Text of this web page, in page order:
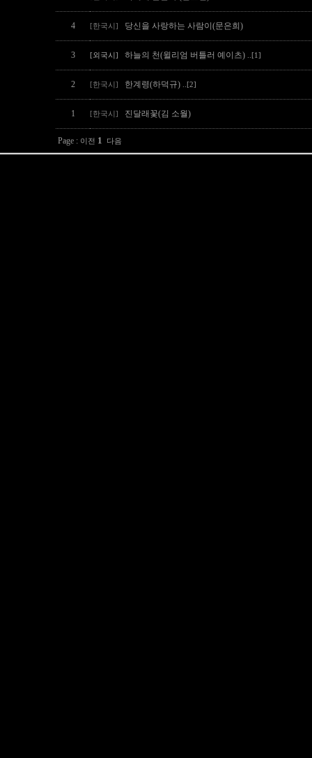
4 [한국시] 당신을 사랑하는 사람이(문은희)
3 [외국시] 하늘의 천(윌리엄 버틀러 예이츠) ..[1]
2 [한국시] 한계령(하덕규) ..[2]
1 [한국시] 진달래꽃(김 소월)
Page : 이전 1 다음